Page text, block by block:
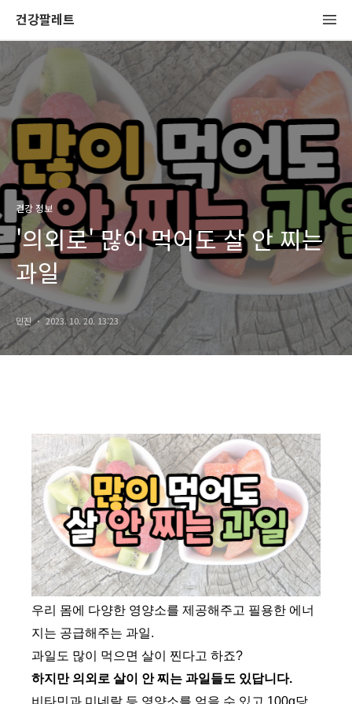
건강팔레트
건강 정보
'의외로' 많이 먹어도 살 안 찌는
과일
민진 2023. 10. 20. 13:23
우리 몸에 다양한 영양소를 제공해주고 필용한 에너
지는 공급해주는 과일.
과일도 많이 먹으면 살이 찐다고 하죠?
하지만 의외로 살이 안 찌는 과일들도 있답니다.
비타민과 미네랄 등 영양소를 얻을 수 있고 100g당